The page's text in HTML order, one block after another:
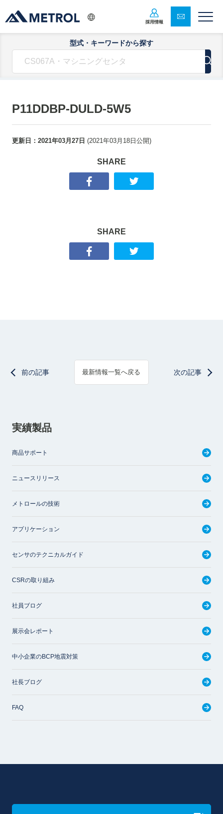
採用情報
型式・キーワードから探す
P11DDBP-DULD-5W5
更新日： 2021年03月27日 (2021年03月18日 公開)
SHARE
SHARE
前の記事 最新情報一覧へ戻る 次の記事
実績製品
商品サポート
ニュースリリース
メトロールの技術
アプリケーション
センサのテクニカルガイド
CSRの取り組み
社員ブログ
展示会レポート
中小企業のBCP地震対策
社長ブログ
FAQ